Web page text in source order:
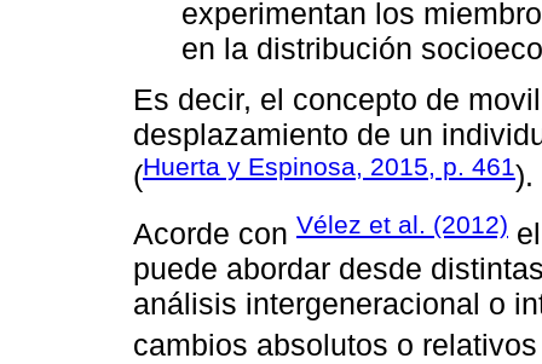
experimentan los
en la distribución
Es decir, el concepto de
desplazamiento de un
(Huerta y Espinosa, 2015, p. 461).
Acorde con Vélez et al. (2012)
puede abordar desde
análisis intergeneracional o
cambios absolutos o